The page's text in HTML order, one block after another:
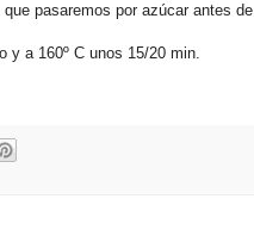
pasaremos por azúcar antes
y a 160º C unos 15/20 min.